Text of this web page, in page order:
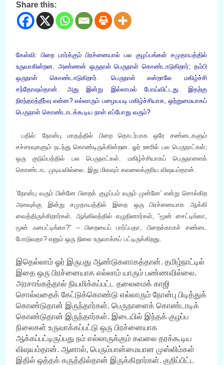
Share this:
கேள்வி: பிறை பார்க்கும் பிரச்னையால் பல குழப்பங்கள் சமுதாயத்தில்
உருவாகின்றன. அண்ணன் ஒருநாள் பெருநாள் கொண்டாடுகிறார்; தம்பி
ஒருநாள் கொண்டாடுகிறார். பெருநாள் என்றாலே மகிழ்ச்சி
சந்தோஷம்தான். அது இன்று இல்லாமல் போய்விட்டது. இதற்கு
நிரந்தரத்தீர்வு என்ன? எல்லாரும் பழையபடி மகிழ்ச்சியாக, ஒற்றுமையாகப்
பெருநாள் கொண்டாடக்கூடிய நாள் எப்போது வரும்?
பதில்: நோன்பு மாதத்தில் பிறை தொடர்பாக ஒரே சண்டைகளும்
சச்சரவுகளும் நடந்து கொண்டிருக்கின்றன. ஓர் ஊரில் பல பெருநாட்கள்;
ஒரு குடும்பத்தில் பல பெருநாட்கள். மகிழ்ச்சியாகப் பெருநாளைக்
கொண்டாட முடியவில்லை. இது மிகவும் கவலைக்குரிய விஷயம்தான்.
‘நோன்பு வரும் பின்னே பிறைக் குழப்பம் வரும் முன்னே’ என்று சொல்கிற
அளவுக்கு இன்று சமுதாயத்தில் இதை ஒரு பிரச்னையாக ஆக்கி
வைத்திருக்கிறார்கள். ஆங்கிலத்தில் எழுதினார்கள், “மூன் சைட்டிங்கா,
மூன் ஃபைட்டிங்கா?” – பிறையைப் பார்ப்பதா, பிறைக்காகச் சண்டை
போடுவதா? எனும் ஒரு நிலை உருவாக்கப் பட்டிருக்கிறது.
இதெல்லாம் ஓர் இருபது ஆண்டுகளாகத்தான். தமிழ்நாட்டில்
இதை ஒரு பிரச்னையாக எல்லாம் யாரும் பண்ணவில்லை.
அரசாங்கத்தால் நியமிக்கப்பட்ட தலைமைக் காஜி
சொல்வதைக் கேட்டுக்கொண்டு எல்லாரும் நோன்பு பிடித்துக்
கொண்டுதான் இருந்தார்கள். பெருநாளைக் கொண்டாடிக்
கொண்டுதான் இருந்தார்கள். இடையில் இந்தக் குழப்ப
நிலைகள் உருவாக்கப்பட்டு ஒரு பிரச்னையாக
ஆக்கப்பட்டிருப்பது நம் எல்லாருக்கும் கவலை தரக்கூடிய
விஷயம்தான். ஆனால், பெரும்பான்மையான முஸ்லிம்கள்
இதில் ஒத்தக் கருத்தில்தான் இருக்கிறார்கள். குறிப்பிட்ட